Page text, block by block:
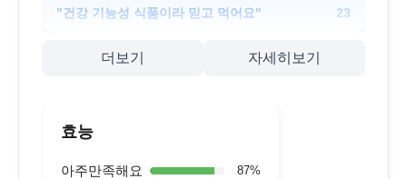
"건강 기능성 식품이라 믿고 먹어요" 23
더보기 자세히보기
효능
아주만족해요 87%